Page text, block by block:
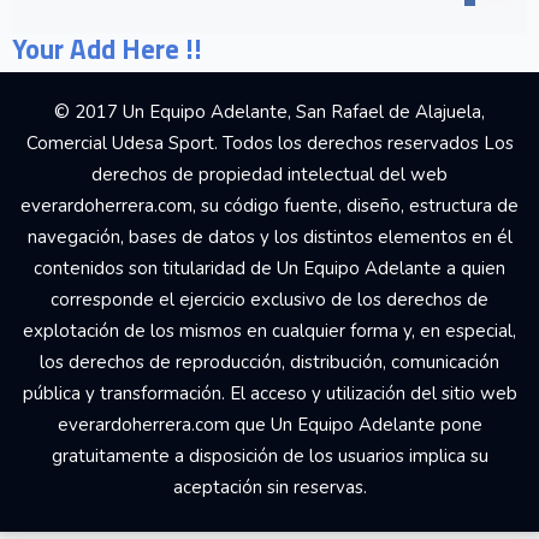
Your Add Here !!
© 2017 Un Equipo Adelante, San Rafael de Alajuela,
Comercial Udesa Sport. Todos los derechos reservados Los
derechos de propiedad intelectual del web
everardoherrera.com, su código fuente, diseño, estructura de
navegación, bases de datos y los distintos elementos en él
contenidos son titularidad de Un Equipo Adelante a quien
corresponde el ejercicio exclusivo de los derechos de
explotación de los mismos en cualquier forma y, en especial,
los derechos de reproducción, distribución, comunicación
pública y transformación. El acceso y utilización del sitio web
everardoherrera.com que Un Equipo Adelante pone
gratuitamente a disposición de los usuarios implica su
aceptación sin reservas.